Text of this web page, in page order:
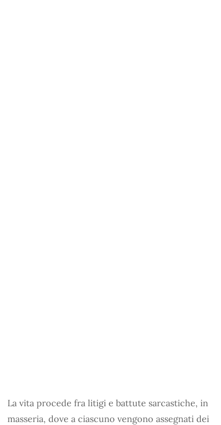
La vita procede fra litigi e battute sarcastiche, in
masseria, dove a ciascuno vengono assegnati dei